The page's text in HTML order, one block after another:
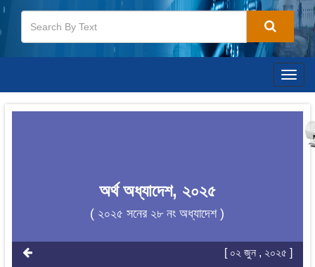
অর্থ অধ্যাদেশ, ২০২৫
( ২০২৫ সনের ২৮ নং অধ্যাদেশ )
[ ০২ জুন , ২০২৫ ]